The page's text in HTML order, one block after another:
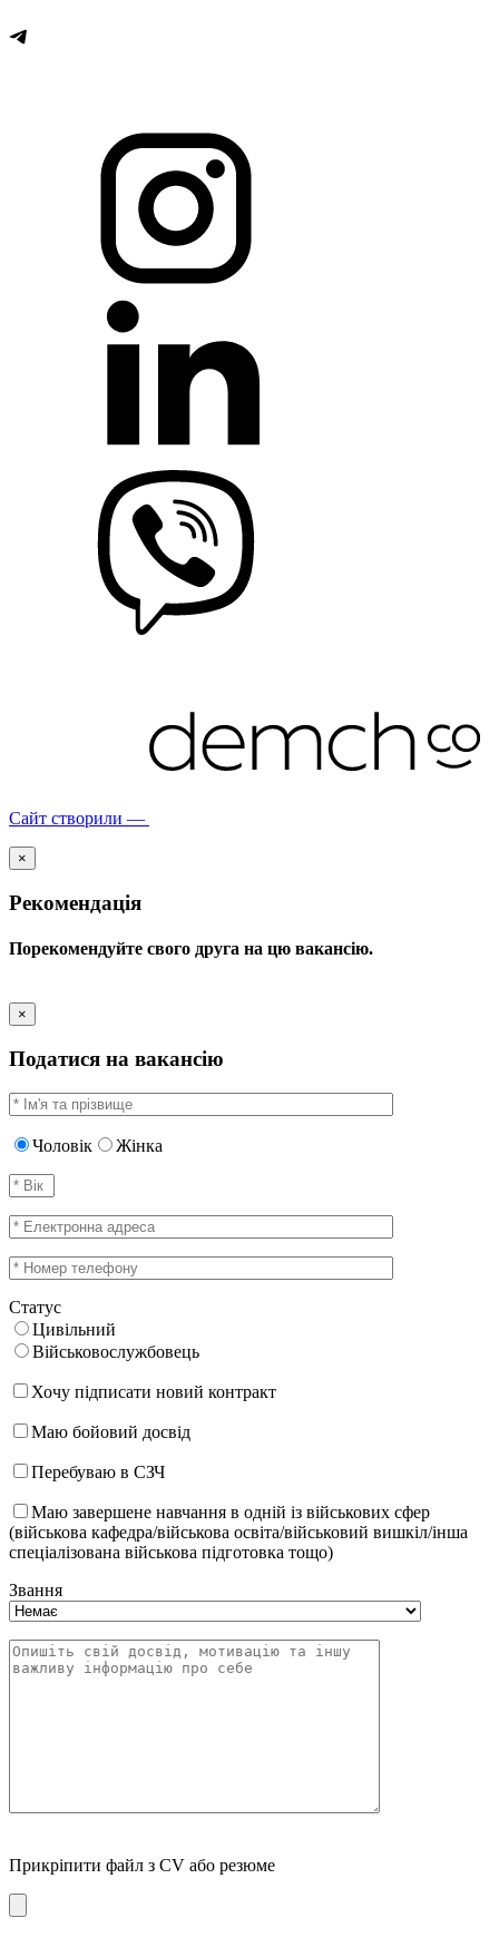
Сайт створили —
×
Рекомендація
Порекомендуйте свого друга на цю вакансію.
×
Податися на вакансію
Чоловік Жінка
Статус
Цивільний
Військовослужбовець
Хочу підписати новий контракт
Маю бойовий досвід
Перебуваю в СЗЧ
Маю завершене навчання в одній із військових сфер
(військова кафедра/військова освіта/військовий вишкіл/інша
спеціалізована військова підготовка тощо)
Звання
Прикріпити файл з CV або резюме